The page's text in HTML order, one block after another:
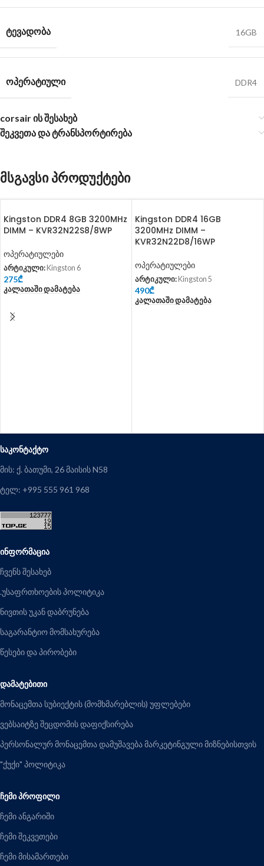
ᲢᲔᲕᲐᲓᲝᲑᲐ 16GB
ᲝᲞᲔᲠᲐᲢᲘᲣᲚᲘ DDR4
corsair ის შესახებ
შეკვეთა და ტრანსპორტირება
მსგავსი პროდუქტები
Kingston DDR4 8GB 3200MHz
DIMM – KVR32N22S8/8WP
ოპერატიულები
არტიკული: Kingston 6
275₾
Კალათაში Დამატება
Kingston DDR4 16GB
3200MHz DIMM –
KVR32N22D8/16WP
ოპერატიულები
არტიკული: Kingston 5
490₾
Კალათაში Დამატება
ᲡᲐᲙᲝᲜᲢᲐᲥᲢᲝ
მის: ქ. ბათუმი, 26 მაისის N58
ტელ: +995 555 961 968
ᲘᲜᲤᲝᲠᲛᲐᲪᲘᲐ
ჩვენს შესახებ
.უსაფრთხოების პოლიტიკა
ნივთის უკან დაბრუნება
საგარანტიო მომსახურება
წესები და პირობები
ᲓᲐᲛᲐᲢᲔᲑᲘᲗᲘ
მონაცემთა სუბიექტის (მომხმარებლის) უფლებები
ვებსაიტზე შეცდომის დაფიქსირება
პერსონალურ მონაცემთა დამუშავება მარკეტინგული მიზნებისთვის
"ქუქი" პოლიტიკა
ᲩᲔᲛᲘ ᲞᲠᲝᲤᲘᲚᲘ
ჩემი ანგარიში
ჩემი შეკვეთები
ჩემი მისამართები